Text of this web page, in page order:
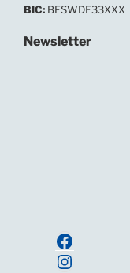
BIC: BFSWDE33XXX
Newsletter
Facebook
Instagram